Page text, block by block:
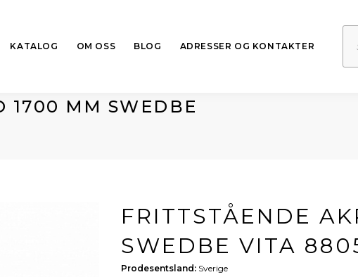
KATALOG OM OSS BLOG ADRESSER OG KONTAKTER
1700 MM SWEDBE
FRITTSTÅENDE
SWEDBE VITA
Prodesentsland:Sverige